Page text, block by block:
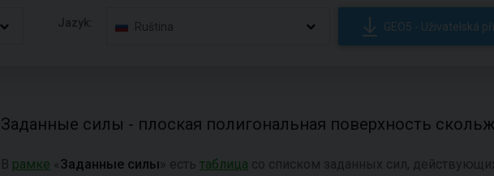
Jazyk: Ruština GEO5 - Uživatelská
Заданные силы - плоская полигональная поверхность
В рамке « Заданные силы » есть таблица со списком заданных сил,